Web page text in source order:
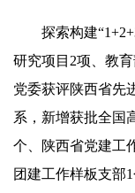
探索构建
研究项目2项、教
党委获评陕西省先
系，新增获批全国
个、陕西省党建工
团建工作样板支部